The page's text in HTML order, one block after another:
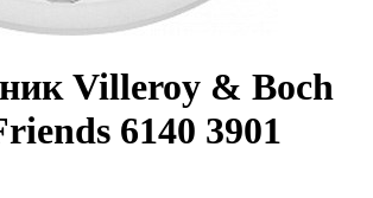
Villeroy & Boch
6140 3901